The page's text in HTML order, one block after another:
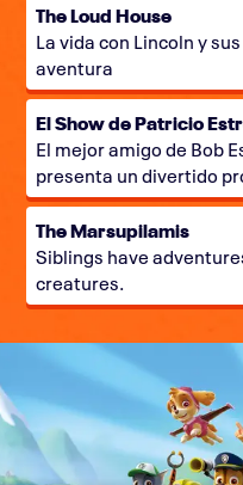
The Loud House
La vida con Lincoln y
aventura
El Show de Patricio
El mejor amigo de Bob
presenta un divertido
The Marsupilamis
Siblings have
creatures.